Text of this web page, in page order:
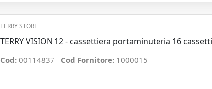
TERRY STORE
TERRY VISION 12 - cassettiera portaminuteria 16 cassetti
Cod: 00114837 Cod Fornitore: 1000015